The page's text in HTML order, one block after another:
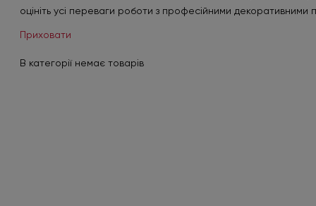
оцініть усі переваги роботи з професійними
Приховати
В категорії немає товарів